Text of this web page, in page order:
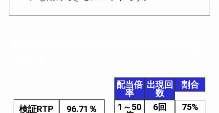
検証RTP
96.71％
配当倍
率
出現回
数
割合
1～50
6回 75%